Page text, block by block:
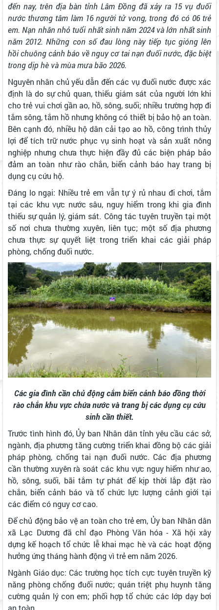
đến nay, trên địa bàn tỉnh Lâm Đồng đã xảy ra 15 vụ đuối
nước thương tâm làm 16 người tử vong, trong đó có 06 trẻ
em. Nạn nhân nhỏ tuổi nhất sinh năm 2024 và lớn nhất sinh
năm 2012. Những con số đau lòng này tiếp tục gióng lên
hồi chuông cảnh báo về nguy cơ tai nạn đuối nước, đặc biệt
trong dịp hè và mùa mưa bão 2026.
Nguyên nhân chủ yếu dẫn đến các vụ đuối nước được xác
định là do sự chủ quan, thiếu giám sát của người lớn khi
cho trẻ vui chơi gần ao, hồ, sông, suối; nhiều trường hợp đi
tắm sông, tắm hồ nhưng không có thiết bị bảo hộ an toàn.
Bên cạnh đó, nhiều hộ dân cải tạo ao hồ, công trình thủy
lợi để tích trữ nước phục vụ sinh hoạt và sản xuất nông
nghiệp nhưng chưa thực hiện đầy đủ các biện pháp bảo
đảm an toàn như rào chắn, biển cảnh báo hay trang bị
dụng cụ cứu hộ.
Đáng lo ngại: Nhiều trẻ em vẫn tự ý rủ nhau đi chơi, tắm
tại các khu vực nước sâu, nguy hiểm trong khi gia đình
thiếu sự quản lý, giám sát. Công tác tuyên truyền tại một
số nơi chưa thường xuyên, liên tục; một số địa phương
chưa thực sự quyết liệt trong triển khai các giải pháp
phòng, chống đuối nước.
Các gia đình cần chủ động cắm biển cảnh báo đồng thời
rào chắn khu vực chứa nước và trang bị các dụng cụ cứu
sinh cần thiết.
Trước tình hình đó, Ủy ban Nhân dân tỉnh yêu cầu các sở,
ngành, địa phương tăng cường triển khai đồng bộ các giải
pháp phòng, chống tai nạn đuối nước. Các địa phương
cần thường xuyên rà soát các khu vực nguy hiểm như ao,
hồ, sông, suối, bãi tắm tự phát để kịp thời lắp đặt rào
chắn, biển cảnh báo và tổ chức lực lượng cảnh giới tại
các điểm có nguy cơ cao.
Để chủ động bảo vệ an toàn cho trẻ em, Ủy ban Nhân dân
xã Lạc Dương đã chỉ đạo Phòng Văn hóa - Xã hội xây
dựng kế hoạch tổ chức lễ khai mạc hè và các hoạt động
hưởng ứng tháng hành động vì trẻ em năm 2026.
Ngành Giáo dục: Các trường học tích cực tuyên truyền kỹ
năng phòng chống đuối nước; quán triệt phụ huynh tăng
cường quản lý con em; phối hợp tổ chức các lớp dạy bơi
an toàn.